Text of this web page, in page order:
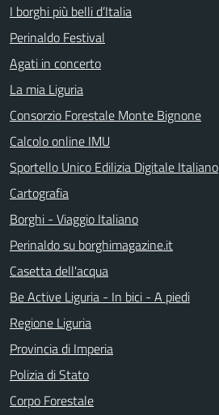
I borghi più belli d’Italia
Perinaldo Festival
Agati in concerto
La mia Liguria
Consorzio Forestale Monte Bignone
Calcolo online IMU
Sportello Unico Edilizia Digitale Italiano
Cartografia
Borghi - Viaggio Italiano
Perinaldo su borghimagazine.it
Casetta dell'acqua
Be Active Liguria - In bici - A piedi
Regione Liguria
Provincia di Imperia
Polizia di Stato
Corpo Forestale